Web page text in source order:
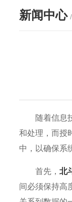
新闻中心
随着信息技
和处理，而授
中，以确保系
首先，北
间必须保持高